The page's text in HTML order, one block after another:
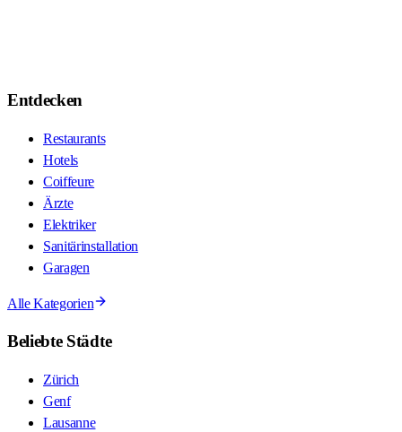
Entdecken
Restaurants
Hotels
Coiffeure
Ärzte
Elektriker
Sanitärinstallation
Garagen
Alle Kategorien
Beliebte Städte
Zürich
Genf
Lausanne